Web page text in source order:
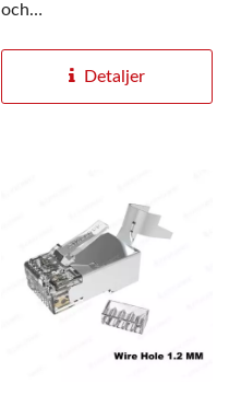
och
inklusive...
Detaljer